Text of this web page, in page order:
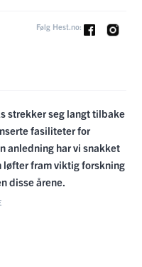
Følg Hest.no:
strekker seg langt tilbake
fasiliteter for
anledning har vi snakket
løfter fram viktig forskning
disse årene.